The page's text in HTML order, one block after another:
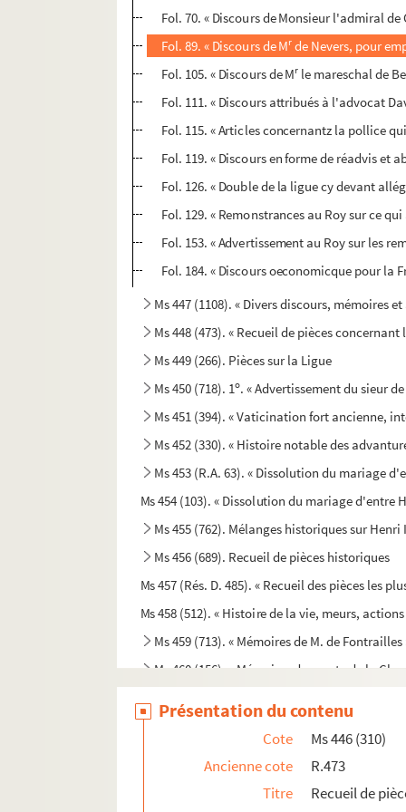
Fol. 70. « Discours de Monsieur l'admiral
Fol. 89. « Discours de Mr de Nevers, pour
Fol. 105. « Discours de Mr le mareschal de
Fol. 111. « Discours attribués à l'advocat
Fol. 115. « Articles concernantz la pollice
Fol. 119. « Discours en forme de réadvis
Fol. 126. « Double de la ligue cy devant
Fol. 129. « Remonstrances au Roy sur ce
Fol. 153. « Advertissement au Roy sur les
Fol. 184. « Discours oeconomicque pour la
Ms 447 (1108). « Divers discours, mémoires
Ms 448 (473). « Recueil de pièces concernant
Ms 449 (266). Pièces sur la Ligue
Ms 450 (718). 1o. « Advertissement du sieur
Ms 451 (394). « Vaticination fort ancienne,
Ms 452 (330). « Histoire notable des
Ms 453 (R.A. 63). « Dissolution du mariage
Ms 454 (103). « Dissolution du mariage d'entre
Ms 455 (762). Mélanges historiques sur Henri
Ms 456 (689). Recueil de pièces historiques
Ms 457 (Rés. D. 485). « Recueil des pièces les
Ms 458 (512). « Histoire de la vie, meurs,
Ms 459 (713). « Mémoires de M. de Fontrailles
Ms 460 (156). « Mémoires du comte de la
Présentation du contenu
Cote
Ms 446 (310)
Ancienne cote
R.473
Titre
Recueil de